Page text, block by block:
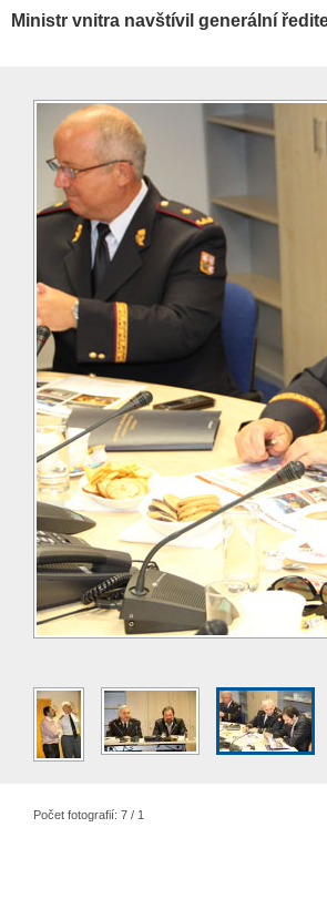
Ministr vnitra navštívil generální
Počet fotografií: 7 / 1